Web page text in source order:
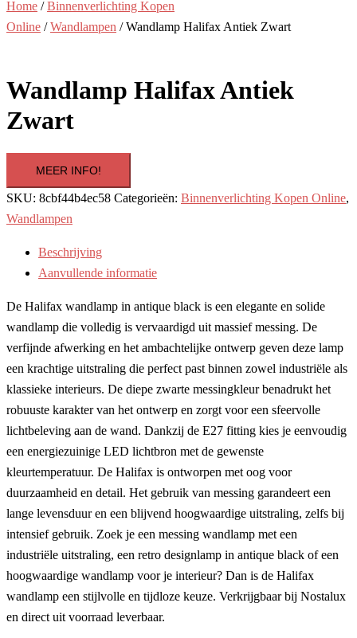
Home /Binnenverlichting Kopen
Online /Wandlampen / Wandlamp Halifax Antiek Zwart
Wandlamp Halifax Antiek
Zwart
MEER INFO!
SKU: 8cbf44b4ec58 Categorieën: Binnenverlichting Kopen Online,
Wandlampen
Beschrijving
Aanvullende informatie
De Halifax wandlamp in antique black is een elegante en solide
wandlamp die volledig is vervaardigd uit massief messing. De
verfijnde afwerking en het ambachtelijke ontwerp geven deze lamp
een krachtige uitstraling die perfect past binnen zowel industriële als
klassieke interieurs. De diepe zwarte messingkleur benadrukt het
robuuste karakter van het ontwerp en zorgt voor een sfeervolle
lichtbeleving aan de wand. Dankzij de E27 fitting kies je eenvoudig
een energiezuinige LED lichtbron met de gewenste
kleurtemperatuur. De Halifax is ontworpen met oog voor
duurzaamheid en detail. Het gebruik van messing garandeert een
lange levensduur en een blijvend hoogwaardige uitstraling, zelfs bij
intensief gebruik. Zoek je een messing wandlamp met een
industriële uitstraling, een retro designlamp in antique black of een
hoogwaardige wandlamp voor je interieur? Dan is de Halifax
wandlamp een stijlvolle en tijdloze keuze. Verkrijgbaar bij Nostalux
en direct uit voorraad leverbaar.